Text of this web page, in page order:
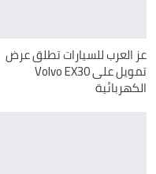
عز العرب للسيارات تطلق عرض
تمويل على Volvo EX30
الكهربائية